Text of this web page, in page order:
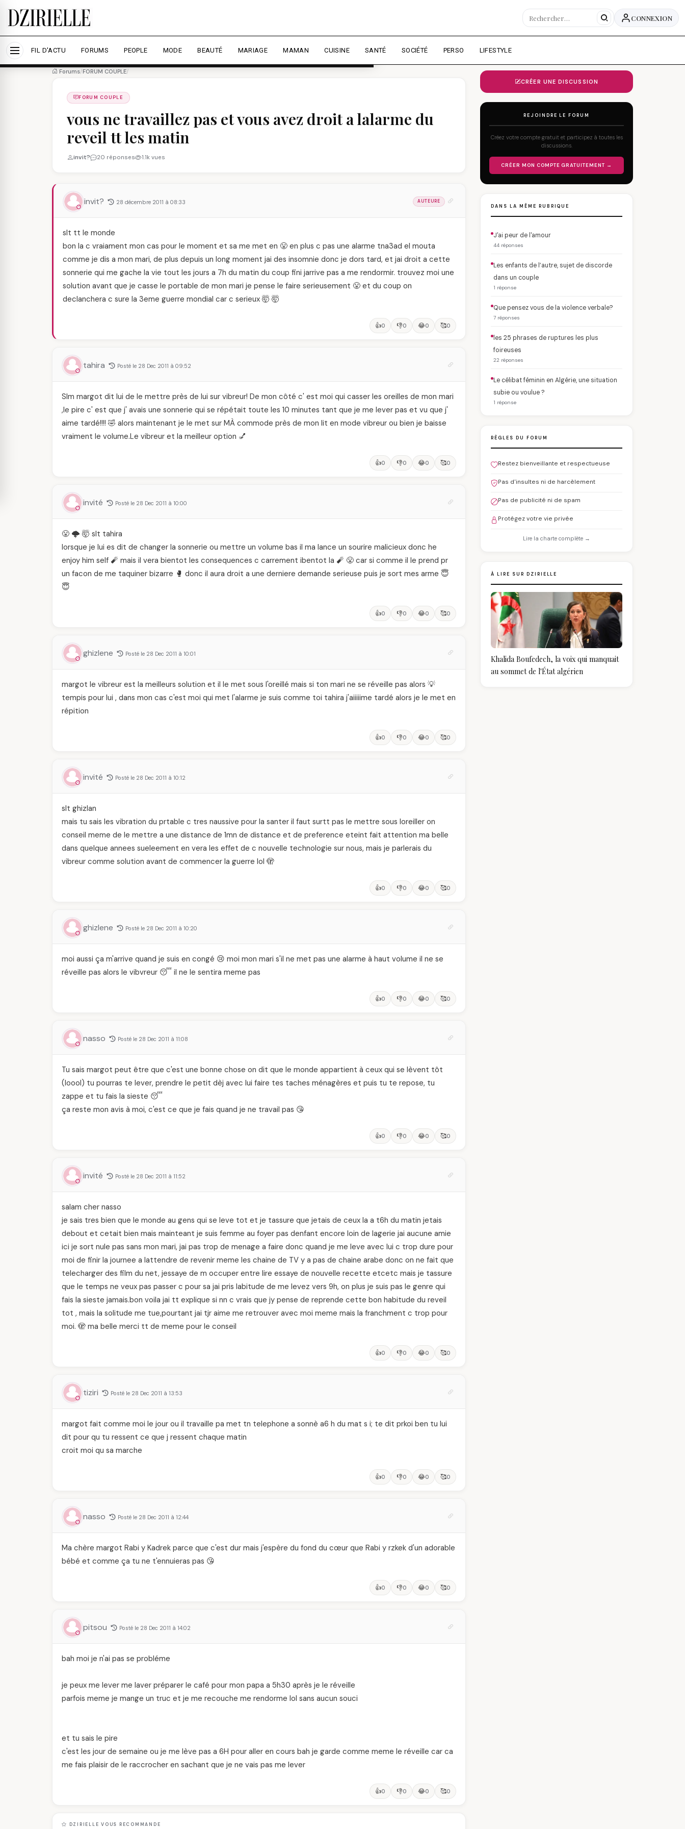
Nous utilisons des cookies pour améliorer votre expérience et mesurer l'audience.
Accepter tout Personnaliser
CONNEXION
FIL D'ACTU FORUMS PEOPLE MODE BEAUTÉ MARIAGE MAMAN CUISINE SANTÉ SOCIÉTÉ PERSO LIFESTYLE
Forums/FORUM COUPLE/
FORUM COUPLE
vous ne travaillez pas et vous avez droit a lalarme du
reveil tt les matin
invit? 20 réponses 1.1k vues
invit? 28 décembre 2011 à 08:33 AUTEURE
slt tt le monde
bon la c vraiament mon cas pour le moment et sa me met en 😤 en plus c pas une alarme tna3ad el mouta
comme je dis a mon mari, de plus depuis un long moment jai des insomnie donc je dors tard, et jai droit a cette
sonnerie qui me gache la vie tout les jours a 7h du matin du coup fini jarrive pas a me rendormir. trouvez moi une
solution avant que je casse le portable de mon mari je pense le faire serieusement 😤 et du coup on
declanchera c sure la 3eme guerre mondial car c serieux 🤯 🤯
👍0 👎0 😂0 🥰0
tahira Posté le 28 Dec 2011 à 09:52
Slm margot dit lui de le mettre près de lui sur vibreur! De mon côté c' est moi qui casser les oreilles de mon mari
,le pire c' est que j' avais une sonnerie qui se répétait toute les 10 minutes tant que je me lever pas et vu que j'
aime tardé!!!! 🤣 alors maintenant je le met sur MÀ commode près de mon lit en mode vibreur ou bien je baisse
vraiment le volume.Le vibreur et la meilleur option 💅
👍0 👎0 😂0 🥰0
invité Posté le 28 Dec 2011 à 10:00
😤 🌩️ 🤯 slt tahira
lorsque je lui es dit de changer la sonnerie ou mettre un volume bas il ma lance un sourire malicieux donc he
enjoy him self 🧨 mais il vera bientot les consequences c carrement ibentot la 🧨 😤 car si comme il le prend pr
un facon de me taquiner bizarre 🥊 donc il aura droit a une derniere demande serieuse puis je sort mes arme 😇
😇
👍0 👎0 😂0 🥰0
ghizlene Posté le 28 Dec 2011 à 10:01
margot le vibreur est la meilleurs solution et il le met sous l'oreillé mais si ton mari ne se réveille pas alors 💡
tempis pour lui , dans mon cas c'est moi qui met l'alarme je suis comme toi tahira j'aiiiiime tardé alors je le met en
répition
👍0 👎0 😂0 🥰0
invité Posté le 28 Dec 2011 à 10:12
slt ghizlan
mais tu sais les vibration du prtable c tres naussive pour la santer il faut surtt pas le mettre sous loreiller on
conseil meme de le mettre a une distance de 1mn de distance et de preference eteint fait attention ma belle
dans quelque annees sueleement en vera les effet de c nouvelle technologie sur nous, mais je parlerais du
vibreur comme solution avant de commencer la guerre lol 🫣
👍0 👎0 😂0 🥰0
ghizlene Posté le 28 Dec 2011 à 10:20
moi aussi ça m'arrive quand je suis en congé 😢 moi mon mari s'il ne met pas une alarme à haut volume il ne se
réveille pas alors le vibvreur 😴 il ne le sentira meme pas
👍0 👎0 😂0 🥰0
nasso Posté le 28 Dec 2011 à 11:08
Tu sais margot peut être que c'est une bonne chose on dit que le monde appartient à ceux qui se lèvent tôt
(loool) tu pourras te lever, prendre le petit dèj avec lui faire tes taches ménagères et puis tu te repose, tu
zappe et tu fais la sieste 😴
ça reste mon avis à moi, c'est ce que je fais quand je ne travail pas 😘
👍0 👎0 😂0 🥰0
invité Posté le 28 Dec 2011 à 11:52
salam cher nasso
je sais tres bien que le monde au gens qui se leve tot et je tassure que jetais de ceux la a t6h du matin jetais
debout et cetait bien mais mainteant je suis femme au foyer pas denfant encore loin de lagerie jai aucune amie
ici je sort nule pas sans mon mari, jai pas trop de menage a faire donc quand je me leve avec lui c trop dure pour
moi de finir la journee a lattendre de revenir meme les chaine de TV y a pas de chaine arabe donc on ne fait que
telecharger des film du net, jessaye de m occuper entre lire essaye de nouvelle recette etcetc mais je tassure
que le temps ne veux pas passer c pour sa jai pris labitude de me levez vers 9h, on plus je suis pas le genre qui
fais la sieste jamais.bon voila jai tt explique si nn c vrais que jy pense de reprende cette bon habitude du reveil
tot , mais la solitude me tue,pourtant jai tjr aime me retrouver avec moi meme mais la franchment c trop pour
moi. 🫣 ma belle merci tt de meme pour le conseil
👍0 👎0 😂0 🥰0
tiziri Posté le 28 Dec 2011 à 13:53
margot fait comme moi le jour ou il travaille pa met tn telephone a sonnè a6 h du mat s i; te dit prkoi ben tu lui
dit pour qu tu ressent ce que j ressent chaque matin
croit moi qu sa marche
👍0 👎0 😂0 🥰0
nasso Posté le 28 Dec 2011 à 12:44
Ma chère margot Rabi y Kadrek parce que c'est dur mais j'espère du fond du cœur que Rabi y rzkek d'un adorable
bébé et comme ça tu ne t'ennuieras pas 😘
👍0 👎0 😂0 🥰0
pitsou Posté le 28 Dec 2011 à 14:02
bah moi je n'ai pas se probléme
je peux me lever me laver préparer le café pour mon papa a 5h30 après je le réveille
parfois meme je mange un truc et je me recouche me rendorme lol sans aucun souci
et tu sais le pire
c'est les jour de semaine ou je me lève pas a 6H pour aller en cours bah je garde comme meme le réveille car ca
me fais plaisir de le raccrocher en sachant que je ne vais pas me lever
👍0 👎0 😂0 🥰0
DZIRIELLE VOUS RECOMMANDE
CRÉER UNE DISCUSSION
REJOINDRE LE FORUM
Créez votre compte gratuit et participez à toutes les
discussions.
CRÉER MON COMPTE GRATUITEMENT →
DANS LA MÊME RUBRIQUE
J'ai peur de l'amour
44 réponses
Les enfants de l’autre, sujet de discorde
dans un couple
1 réponse
Que pensez vous de la violence verbale?
7 réponses
les 25 phrases de ruptures les plus
foireuses
22 réponses
Le célibat féminin en Algérie, une situation
subie ou voulue ?
1 réponse
RÈGLES DU FORUM
Restez bienveillante et respectueuse
Pas d'insultes ni de harcèlement
Pas de publicité ni de spam
Protégez votre vie privée
Lire la charte complète →
À LIRE SUR DZIRIELLE
Khalida Boufedech, la voix qui manquait
au sommet de l'État algérien